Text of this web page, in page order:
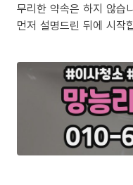
무리한 약속은 하지 않습
먼저 설명드린 뒤에 시작